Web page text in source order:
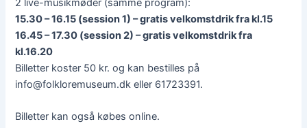
2 live-musikmøder (samme program):
15.30 – 16.15 (session 1) – gratis velkomstdrik fra kl.15
16.45 – 17.30 (session 2) – gratis velkomstdrik fra
kl.16.20
Billetter koster 50 kr. og kan bestilles på
info@folkloremuseum.dk eller 61723391.
Billetter kan også købes online.